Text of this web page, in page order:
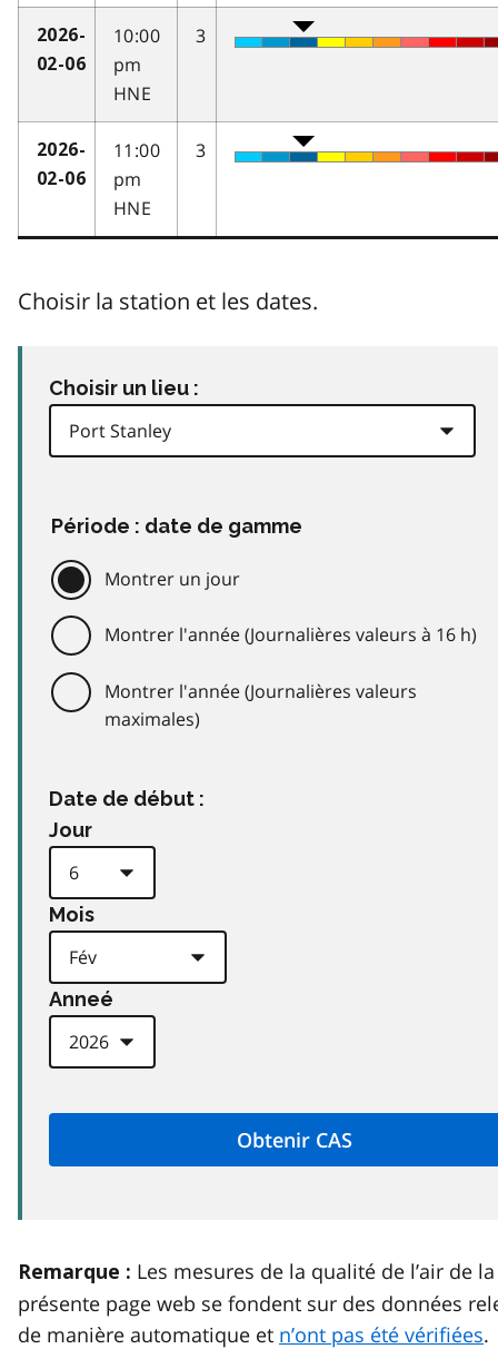
2026-
02-06
10:00
pm
HNE
3
2026-
02-06
11:00
pm
HNE
3
Choisir la station et les dates.
Choisir un lieu :
Période : date de gamme
Montrer un jour
Montrer l'année (Journalières valeurs à 16 h)
Montrer l'année (Journalières valeurs
maximales)
Date de début :
Jour
Mois
Anneé
Remarque : Les mesures de la qualité de l’air de la
présente page web se fondent sur des données
de manière automatique et n’ont pas été vérifiées.